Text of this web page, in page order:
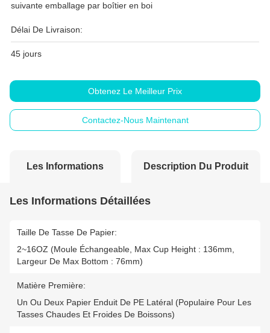
suivante emballage par boîtier en boi
Délai De Livraison:
45 jours
Obtenez Le Meilleur Prix
Contactez-Nous Maintenant
Les Informations
Détaillées
Description Du Produit
Les Informations Détaillées
Taille De Tasse De Papier:
2~16OZ (moule Échangeable, Max Cup Height : 136mm,
Largeur De Max Bottom : 76mm)
Matière Première:
Un Ou Deux Papier Enduit De PE Latéral (populaire Pour Les
Tasses Chaudes Et Froides De Boissons)